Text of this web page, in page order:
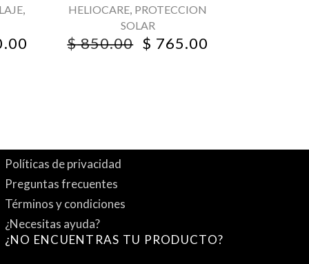
,
CURRENT
PRICE
HELIOCARE, PROTECCION
SOLAR
$850.00 ORIGINAL
PRICE
$ 765.00
Políticas de privacidad
Preguntas frecuentes
Términos y condiciones
¿Necesitas ayuda?
¿NO ENCUENTRAS TU PRODUCTO?